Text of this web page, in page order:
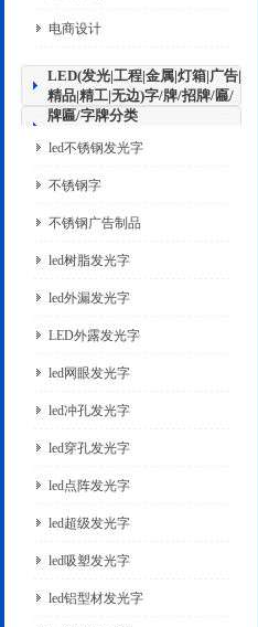
电商设计
LED(发光|工程|金属|灯箱|广告|
精品|精工|无边)字/牌/招牌/匾/
牌匾/字牌分类
led不锈钢发光字
不锈钢字
不锈钢广告制品
led树脂发光字
led外漏发光字
LED外露发光字
led网眼发光字
led冲孔发光字
led穿孔发光字
led点阵发光字
led超级发光字
led吸塑发光字
led铝型材发光字